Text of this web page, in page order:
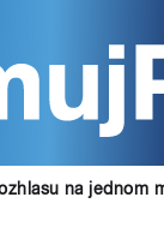
na jednom